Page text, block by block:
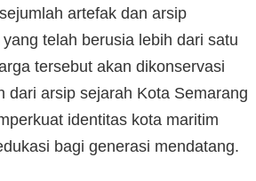
artefak dan arsip
telah berusia lebih dari satu
tersebut akan dikonservasi
dari arsip sejarah Kota Semarang
identitas kota maritim
bagi generasi mendatang.